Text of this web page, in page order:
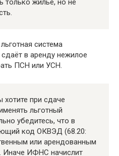
только жильё, но не
система
в аренду нежилое
ПСН или УСН.
хотите при сдаче
льготный
убедитесь, что в
код ОКВЭД (68.20:
или арендованным
ИФНС начислит